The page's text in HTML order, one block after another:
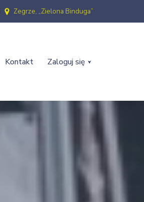
Zegrze, „Zielona Binduga”
Kontakt Zaloguj się